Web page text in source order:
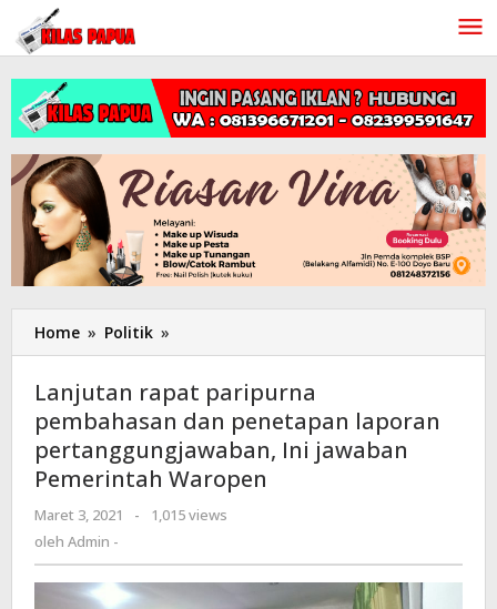
Lewati
konten
Home » Politik »
rapat
paripurna
pembahasan
dan
penetapan
laporan
pertanggungjawaban,
Ini
Pemerintah
Waropen
Lanjutan rapat paripurna
pembahasan dan penetapan laporan
pertanggungjawaban, Ini jawaban
Pemerintah Waropen
Maret 3, 2021
oleh
-
1,015 views
oleh Admin -